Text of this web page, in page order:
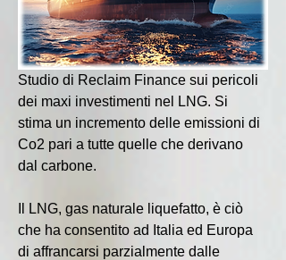
Studio di Reclaim Finance sui pericoli
dei maxi investimenti nel LNG. Si
stima un incremento delle emissioni di
Co2 pari a tutte quelle che derivano
dal carbone.
Il LNG, gas naturale liquefatto, è ciò
che ha consentito ad Italia ed Europa
di affrancarsi parzialmente dalle